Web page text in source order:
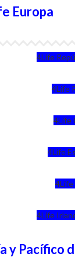
Europa
4Life
4Life
4Life
4Life
4Life
4Life
y Pacífico